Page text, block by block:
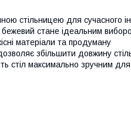
стільницею для сучасного
бежевий стане ідеальним
матеріали та продуману
збільшити довжину
стіл максимально зручним для